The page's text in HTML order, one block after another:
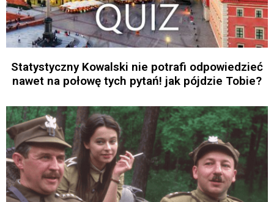
Statystyczny Kowalski nie potrafi odpowiedzieć
nawet na połowę tych pytań! jak pójdzie Tobie?